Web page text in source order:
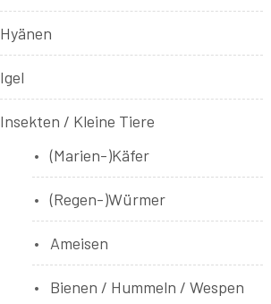
Hyänen
Igel
Insekten / Kleine Tiere
(Marien-)Käfer
(Regen-)Würmer
Ameisen
Bienen / Hummeln / Wespen